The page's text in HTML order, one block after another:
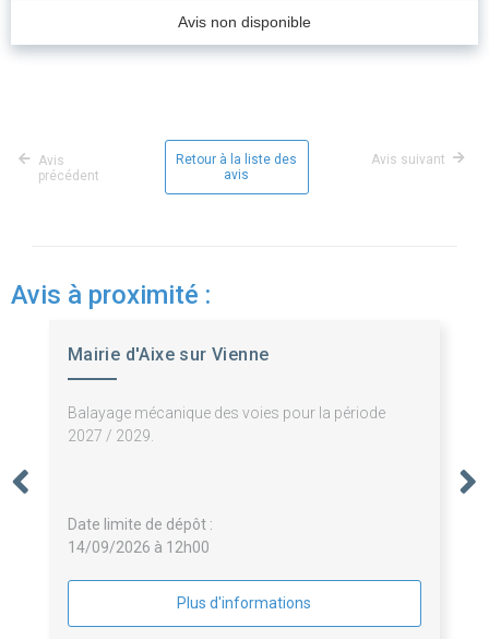
Avis non disponible
Avis
précédent
Retour à la liste des
avis
Avis suivant
Avis à proximité :
Mairie d'Aixe sur Vienne
Balayage mécanique des voies pour la période
2027 / 2029.
Date limite de dépôt :
14/09/2026 à 12h00
Plus d'informations